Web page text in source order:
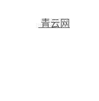
青云网